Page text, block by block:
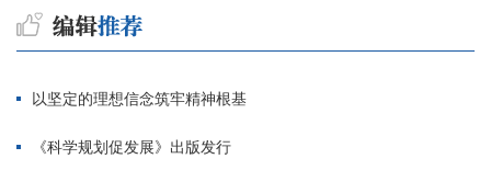
以坚定的理想信念筑牢精神根基
《科学规划促发展》出版发行